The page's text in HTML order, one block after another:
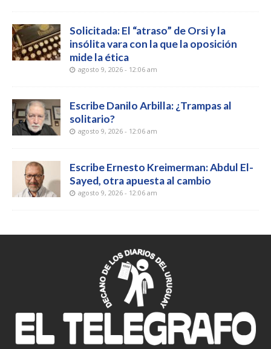
Solicitada: El “atraso” de Orsi y la
insólita vara con la que la oposición
mide la ética
agosto 9, 2026 - 12:06 am
Escribe Danilo Arbilla: ¿Trampas al
solitario?
agosto 9, 2026 - 12:06 am
Escribe Ernesto Kreimerman: Abdul El-
Sayed, otra apuesta al cambio
agosto 9, 2026 - 12:06 am